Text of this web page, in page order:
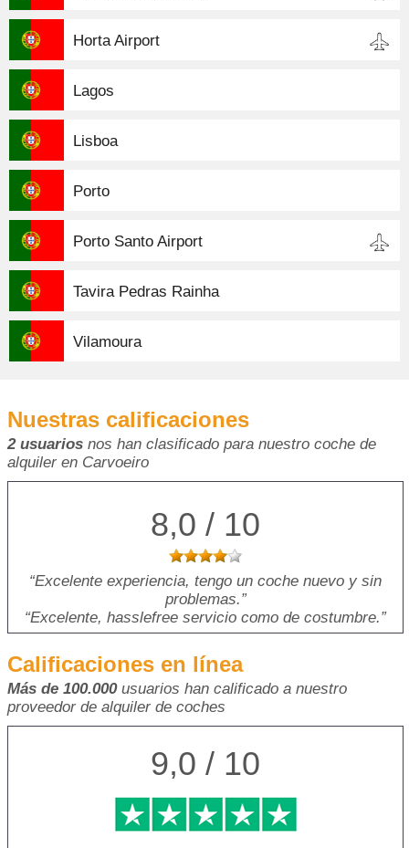
Horta Airport
Lagos
Lisboa
Porto
Porto Santo Airport
Tavira Pedras Rainha
Vilamoura
Nuestras calificaciones
2 usuarios nos han clasificado para nuestro coche de
alquiler en Carvoeiro
8,0 / 10
Excelente experiencia, tengo un coche nuevo y sin
problemas.
Excelente, hasslefree servicio como de costumbre.
Calificaciones en línea
Más de 100.000usuarios han calificado a nuestro
proveedor de alquiler de coches
9,0 / 10